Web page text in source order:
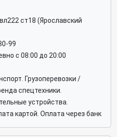
ст18 (Ярославский
99
с 08:00 до 20:00
Грузоперевозки /
спецтехники.
устройства.
картой. Оплата через банк